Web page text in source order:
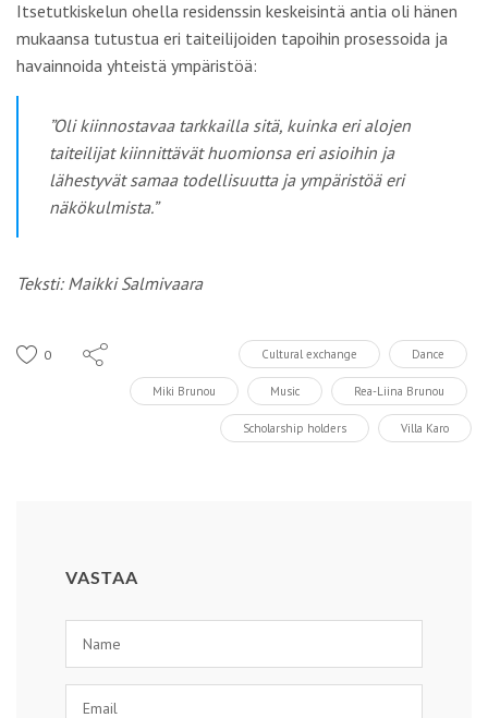
Itsetutkiskelun ohella residenssin keskeisintä antia oli hänen
mukaansa tutustua eri taiteilijoiden tapoihin prosessoida ja
havainnoida yhteistä ympäristöä:
”Oli kiinnostavaa tarkkailla sitä, kuinka eri alojen
taiteilijat kiinnittävät huomionsa eri asioihin ja
lähestyvät samaa todellisuutta ja ympäristöä eri
näkökulmista.”
Teksti: Maikki Salmivaara
0 Cultural exchange Dance
Miki Brunou Music Rea-Liina Brunou
Scholarship holders Villa Karo
VASTAA